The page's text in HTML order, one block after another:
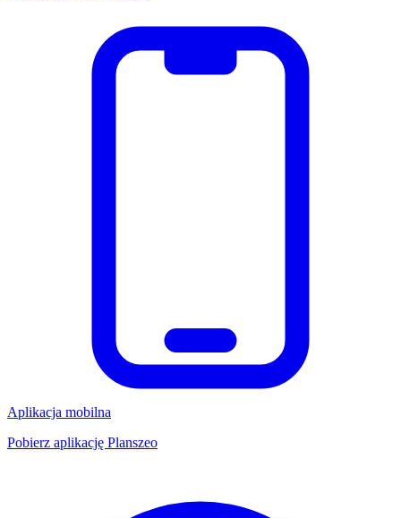
Aplikacja mobilna
Pobierz aplikację Planszeo